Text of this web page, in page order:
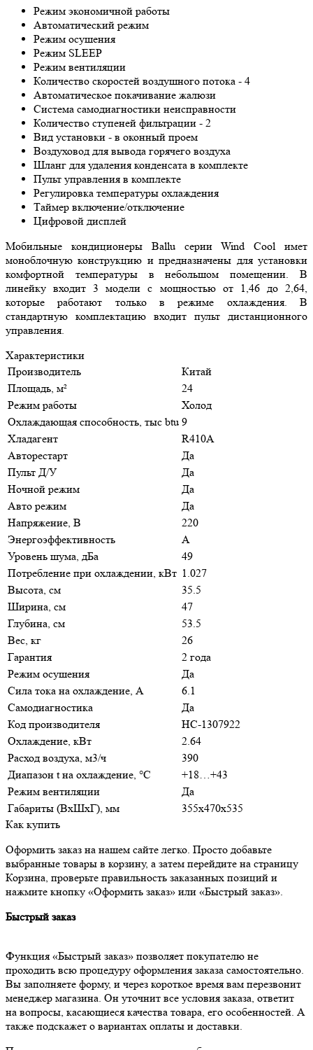
Режим экономичной работы
Автоматический режим
Режим осушения
Режим SLEEP
Режим вентиляции
Количество скоростей воздушного потока - 4
Автоматическое покачивание жалюзи
Система самодиагностики неисправности
Количество ступеней фильтрации - 2
Вид установки - в оконный проем
Воздуховод для вывода горячего воздуха
Шланг для удаления конденсата в комплекте
Пульт управления в комплекте
Регулировка температуры охлаждения
Таймер включение/отключение
Цифровой дисплей
Мобильные кондиционеры Ballu серии Wind Cool имет
моноблочную конструкцию и предназначены для установки
комфортной температуры в небольшом помещении. В
линейку входит 3 модели с мощностью от 1,46 до 2,64,
которые работают только в режиме охлаждения. В
стандартную комплектацию входит пульт дистанционного
управления.
Характеристики
Производитель
Китай
Площадь, м²
24
Режим работы
Холод
Охлаждающая способность, тыс btu 9
Хладагент
R410A
Авторестарт
Да
Пульт Д/У
Да
Ночной режим
Да
Авто режим
Да
Напряжение, В
220
Энергоэффективность
A
Уровень шума, дБа
49
Потребление при охлаждении, кВт 1.027
Высота, см
35.5
Ширина, см
47
Глубина, см
53.5
Вес, кг
26
Гарантия
2 года
Режим осушения
Да
Сила тока на охлаждение, А
6.1
Самодиагностика
Да
Код производителя
НС-1307922
Охлаждение, кВт
2.64
Расход воздуха, м3/ч
390
Диапазон t на охлаждение, °С
+18…+43
Режим вентиляции
Да
Габариты (ВхШхГ), мм
355x470x535
Как купить
Оформить заказ на нашем сайте легко. Просто добавьте
выбранные товары в корзину, а затем перейдите на страницу
Корзина, проверьте правильность заказанных позиций и
нажмите кнопку «Оформить заказ» или «Быстрый заказ».
Быстрый заказ
Функция «Быстрый заказ» позволяет покупателю не
проходить всю процедуру оформления заказа самостоятельно.
Вы заполняете форму, и через короткое время вам перезвонит
менеджер магазина. Он уточнит все условия заказа, ответит
на вопросы, касающиеся качества товара, его особенностей. А
также подскажет о вариантах оплаты и доставки.